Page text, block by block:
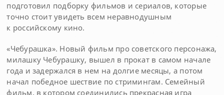
подготовил подборку фильмов и сериалов, которые
точно стоит увидеть всем неравнодушным
к российскому кино.
«Чебурашка». Новый фильм про советского персонажа,
милашку Чебурашку, вышел в прокат в самом начале
года и задержался в нем на долгие месяцы, а потом
начал победное шествие по стримингам. Семейный
фильм, в котором соединились прекрасная игра